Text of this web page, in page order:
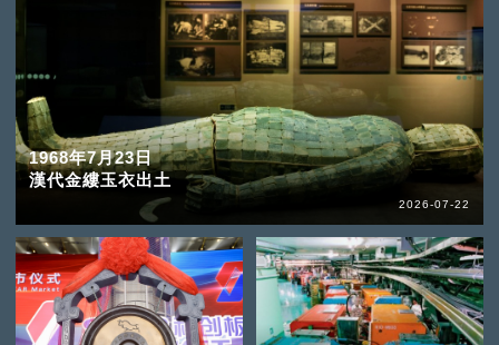
1968年7月23日
漢代金縷玉衣出土
2026-07-22